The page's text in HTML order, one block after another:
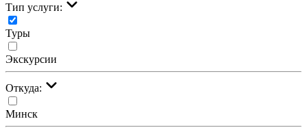
Тип услуги:
Туры
Экскурсии
Откуда:
Минск